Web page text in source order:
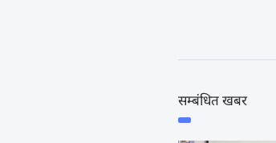
सम्बंधित खबर